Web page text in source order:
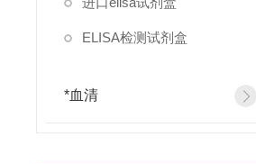
ELISA检测试剂盒
*血清